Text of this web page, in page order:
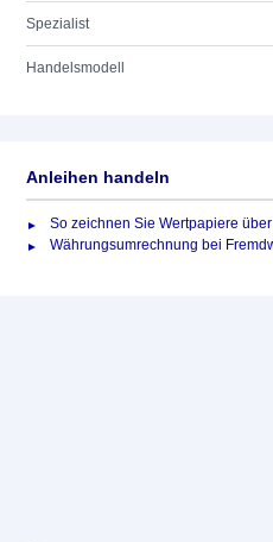
Spezialist
Handelsmodell
Anleihen handeln
So zeichnen Sie Wertpapiere
Währungsumrechnung bei